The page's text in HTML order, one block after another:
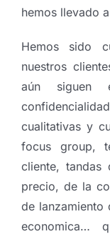
hemos llevado
Hemos sido
nuestros
aún siguen
cualitativas y
focus group,
cliente, tandas
precio, de la
de lanzamiento
economica…